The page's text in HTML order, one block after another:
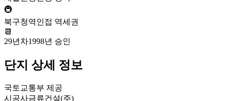
🚇
북구청역인접 역세권
📆
29년차1998년 승인
단지 상세 정보
국토교통부 제공
시공사금류건설(주)